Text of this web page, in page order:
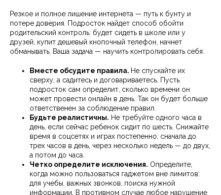
Резкое и полное лишение интернета — путь к бунту и
потере доверия. Подросток найдет способ обойти
родительский контроль: будет сидеть в школе или у
друзей, купит дешевый кнопочный телефон, начнет
обманывать. Ваша задача — научить контролировать себя:
Вместе обсудите правила. Не спускайте их
сверху, а садитесь и договариваетесь. Пусть
подросток сам определит, сколько времени он
может провести онлайн в день. Так он будет больше
ответственен за соблюдение правил.
Будьте реалистичны. Не требуйте одного часа в
день, если сейчас ребенок сидит по шесть. Снижайте
время в соцсетях и играх постепенно: сначала до
трех часов в день, через несколько недель — до двух,
а потом до часа.
Четко определите исключения. Определите,
когда можно пользоваться гаджетом вне лимитов:
для учебы, важных звонков, поиска нужной
информации. В противном случае любое нарушение